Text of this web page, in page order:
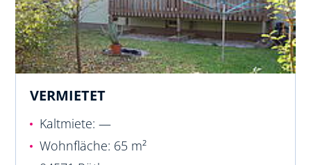
VERMIETET
Kaltmiete: —
Wohnfläche: 65 m²